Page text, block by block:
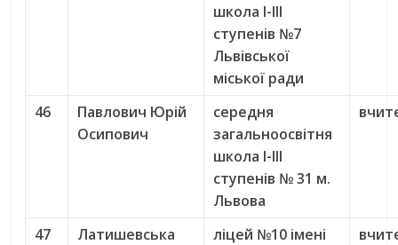
школа І-ІІІ
ступенів №7
Львівської
міської ради
46
Павлович Юрій
Осипович
середня
загальноосвітня
школа І-ІІІ
ступенів № 31 м.
Львова
47
Латишевська
ліцей №10 імені